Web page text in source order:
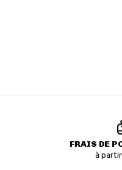
FRAIS DE
à